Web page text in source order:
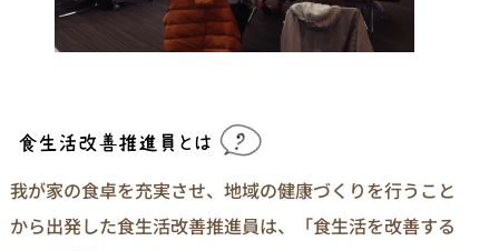
我が家の食卓を充実させ、地域の健康づくりを行うこと
から出発した食生活改善推進員は、「食生活を改善する